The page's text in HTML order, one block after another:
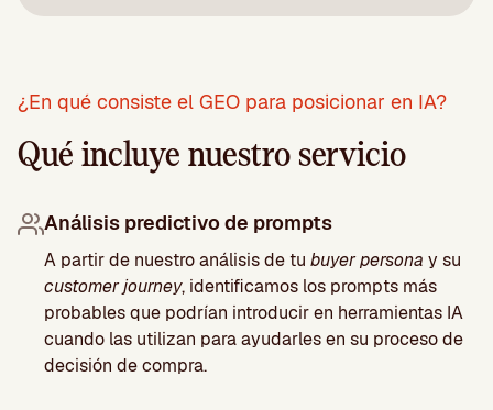
¿En qué consiste el GEO para posicionar en IA?
Qué incluye nuestro servicio
Análisis predictivo de prompts
A partir de nuestro análisis de tu buyer persona y su
customer journey, identificamos los prompts más
probables que podrían introducir en herramientas IA
cuando las utilizan para ayudarles en su proceso de
decisión de compra.